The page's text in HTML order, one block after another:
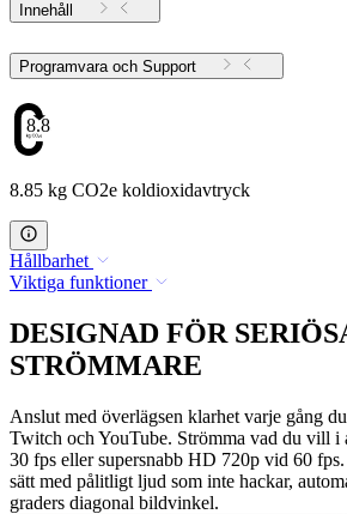
Innehåll
Programvara och Support
8.85
8.85 kg CO2e koldioxidavtryck
Hållbarhet
Viktiga funktioner
DESIGNAD FÖR
STRÖMMARE
Anslut med överlägsen klarhet varje gång
Twitch och YouTube. Strömma vad du vill i
30 fps eller supersnabb HD 720p vid 60
sätt med pålitligt ljud som inte hackar,
graders diagonal bildvinkel.